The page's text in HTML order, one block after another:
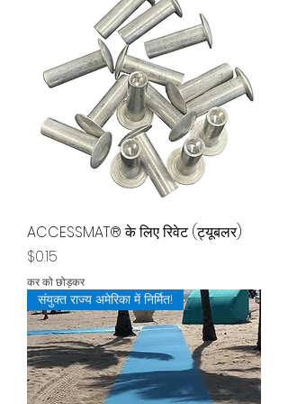
ACCESSMAT® के लिए रिवेट (ट्यूबलर)
मूल्य
$0.15
कर को छोड़कर
संयुक्त राज्य अमेरिका में निर्मित!